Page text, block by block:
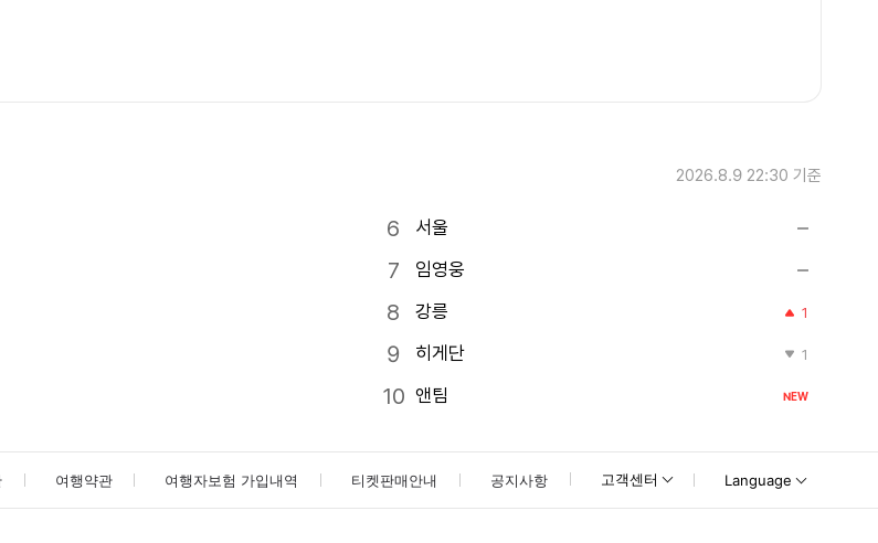
2026.8.9 22:30 기준
서울
임영웅
강릉
1
히게단 1
앤팀 NEW
여행약관 여행자보험 가입내역 티켓판매안내 공지사항 고객센터 Language